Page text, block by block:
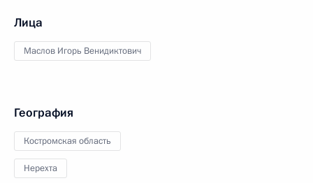
Лица
Маслов Игорь Венидиктович
География
Костромская область
Нерехта